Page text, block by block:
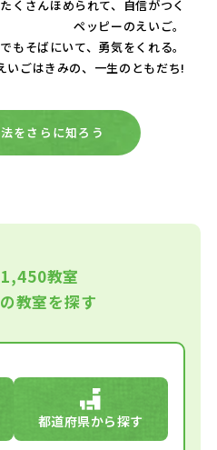
たくさんほめられて、自信がつく
ペッピーのえいご。
もそばにいて、 勇気をくれる。
いごはきみの、一生のともだち!
をさらに知ろう
教室
教室を探す
都道府県から探す